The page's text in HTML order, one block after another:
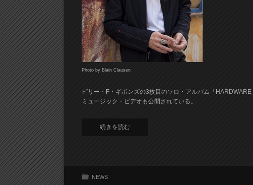
Photo by Blain Clausen
ビリー・F・ギボンズの3枚目のソロ・アルバム「
ミュージック・ビデオも公開されている。
続きを読む
NEWS